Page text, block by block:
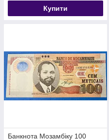
Купити
Банкнота Мозамбіку 100